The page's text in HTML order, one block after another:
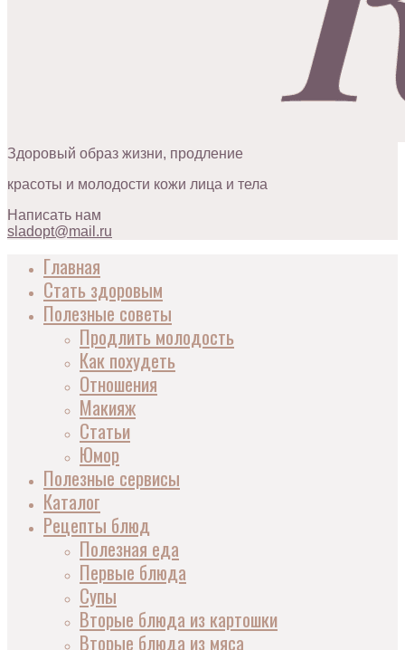
Здоровый образ жизни, продление
красоты и молодости кожи лица и тела
Написать нам
sladopt@mail.ru
Главная
Стать здоровым
Полезные советы
Продлить молодость
Как похудеть
Отношения
Макияж
Статьи
Юмор
Полезные сервисы
Каталог
Рецепты блюд
Полезная еда
Первые блюда
Супы
Вторые блюда из картошки
Вторые блюда из мяса